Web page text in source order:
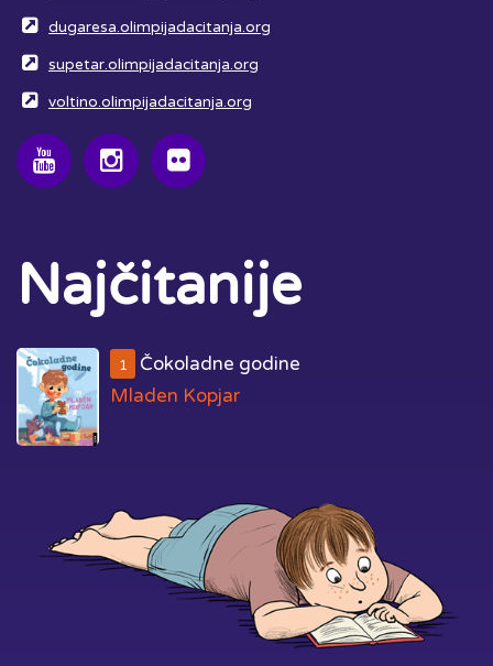
dugaresa.olimpijadacitanja.org
supetar.olimpijadacitanja.org
voltino.olimpijadacitanja.org
Najčitanije
1
Čokoladne godine
Mladen Kopjar